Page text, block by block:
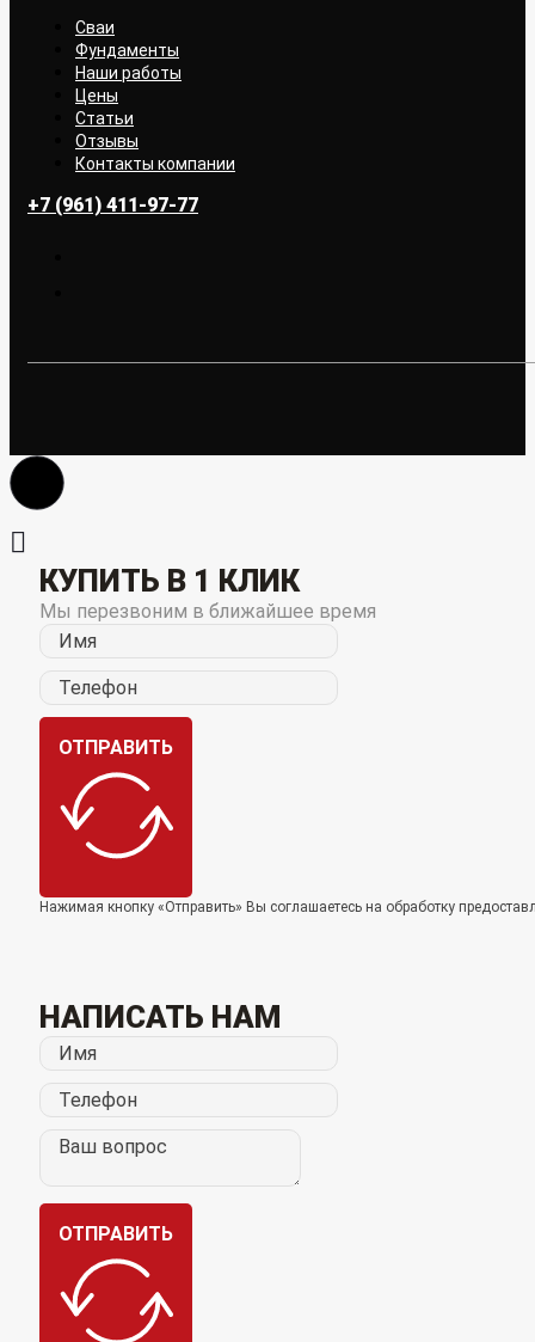
Сваи
Фундаменты
Наши работы
Цены
Статьи
Отзывы
Контакты компании
+7 (961) 411-97-77
КУПИТЬ В 1 КЛИК
Мы перезвоним в ближайшее время
ОТПРАВИТЬ
Нажимая кнопку «Отправить» Вы соглашаетесь на обработку
НАПИСАТЬ НАМ
ОТПРАВИТЬ